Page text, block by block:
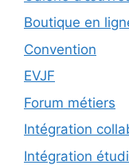
Boutique en
Convention
EVJF
Forum métiers
Intégration
Intégration